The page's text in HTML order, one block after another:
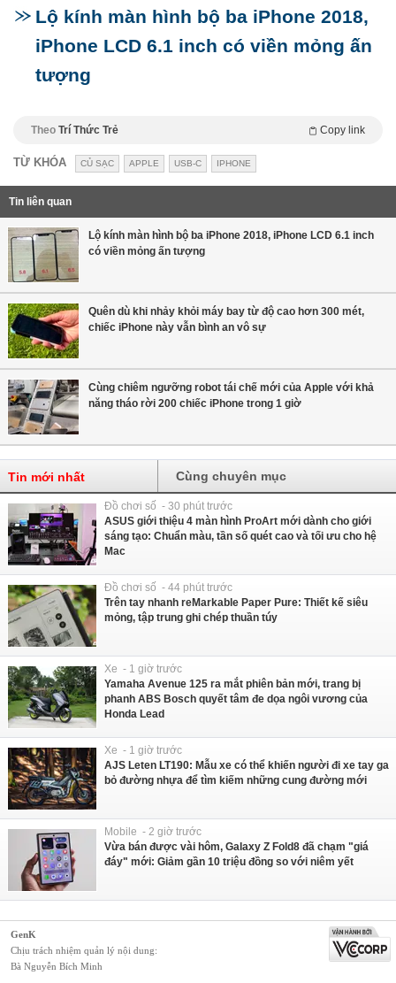
Lộ kính màn hình bộ ba iPhone 2018,
iPhone LCD 6.1 inch có viền mỏng ấn
tượng
Theo Trí Thức Trẻ Copy link
TỪ KHÓA CỦ SẠC APPLE USB-C IPHONE
Tin liên quan
Lộ kính màn hình bộ ba iPhone 2018, iPhone LCD 6.1 inch
có viền mỏng ấn tượng
Quên dù khi nhảy khỏi máy bay từ độ cao hơn 300 mét,
chiếc iPhone này vẫn bình an vô sự
Cùng chiêm ngưỡng robot tái chế mới của Apple với khả
năng tháo rời 200 chiếc iPhone trong 1 giờ
Tin mới nhất Cùng chuyên mục
Đồ chơi số - 30 phút trước
ASUS giới thiệu 4 màn hình ProArt mới dành cho giới
sáng tạo: Chuẩn màu, tần số quét cao và tối ưu cho hệ
Mac
Đồ chơi số - 44 phút trước
Trên tay nhanh reMarkable Paper Pure: Thiết kế siêu
mỏng, tập trung ghi chép thuần túy
Xe - 1 giờ trước
Yamaha Avenue 125 ra mắt phiên bản mới, trang bị
phanh ABS Bosch quyết tâm đe dọa ngôi vương của
Honda Lead
Xe - 1 giờ trước
AJS Leten LT190: Mẫu xe có thể khiến người đi xe tay ga
bỏ đường nhựa để tìm kiếm những cung đường mới
Mobile - 2 giờ trước
Vừa bán được vài hôm, Galaxy Z Fold8 đã chạm "giá
đáy" mới: Giảm gần 10 triệu đồng so với niêm yết
GenK
Chịu trách nhiệm quản lý nội dung:
Bà Nguyễn Bích Minh